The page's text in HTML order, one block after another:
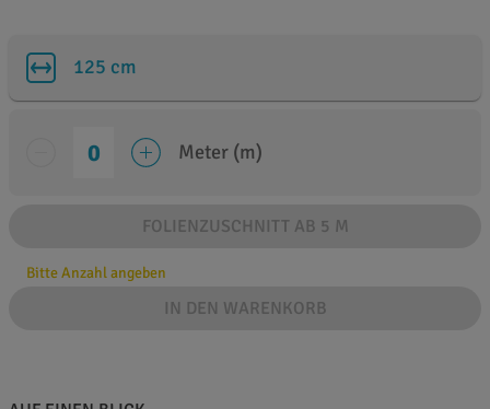
125 cm
Meter (m)
FOLIENZUSCHNITT AB 5 M
Bitte Anzahl angeben
IN DEN WARENKORB